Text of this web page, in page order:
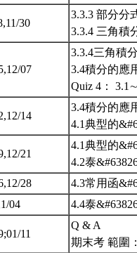
30
3.3.3 部分分
3.3.4 三角積
07
3.3.4三角積
3.4積分的應
Quiz 4：
14
3.4積分的應
4.1典型的
21
4.1典型的
4.2泰
28
4.3常用函
04 4.4泰
11
Q & A
期末考 範圍